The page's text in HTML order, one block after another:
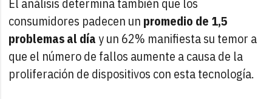
consumidores padecen un promedio de 1,5
problemas al díay un 62% manifiesta su temor a
que el número de fallos aumente a causa de la
proliferación de dispositivos con esta tecnología.